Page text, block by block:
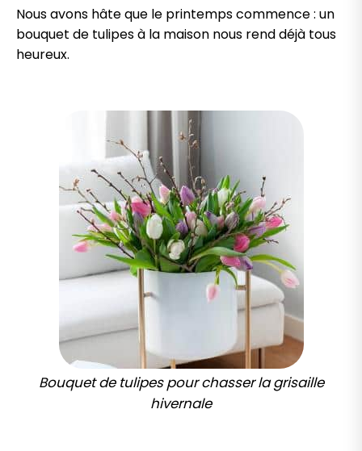
Nous avons hâte que le printemps commence : un
bouquet de tulipes à la maison nous rend déjà tous
heureux.
Bouquet de tulipes pour chasser la grisaille
hivernale